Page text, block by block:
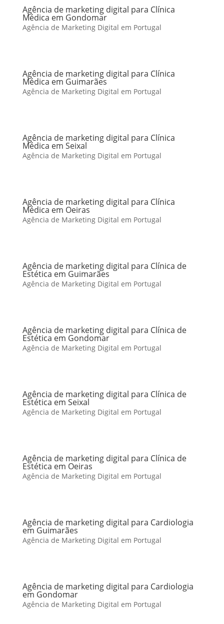
Agência de marketing digital para Clínica
Médica em Gondomar
Agência de Marketing Digital em Portugal
Agência de marketing digital para Clínica
Médica em Guimarães
Agência de Marketing Digital em Portugal
Agência de marketing digital para Clínica
Médica em Seixal
Agência de Marketing Digital em Portugal
Agência de marketing digital para Clínica
Médica em Oeiras
Agência de Marketing Digital em Portugal
Agência de marketing digital para Clínica de
Estética em Guimarães
Agência de Marketing Digital em Portugal
Agência de marketing digital para Clínica de
Estética em Gondomar
Agência de Marketing Digital em Portugal
Agência de marketing digital para Clínica de
Estética em Seixal
Agência de Marketing Digital em Portugal
Agência de marketing digital para Clínica de
Estética em Oeiras
Agência de Marketing Digital em Portugal
Agência de marketing digital para Cardiologia
em Guimarães
Agência de Marketing Digital em Portugal
Agência de marketing digital para Cardiologia
em Gondomar
Agência de Marketing Digital em Portugal